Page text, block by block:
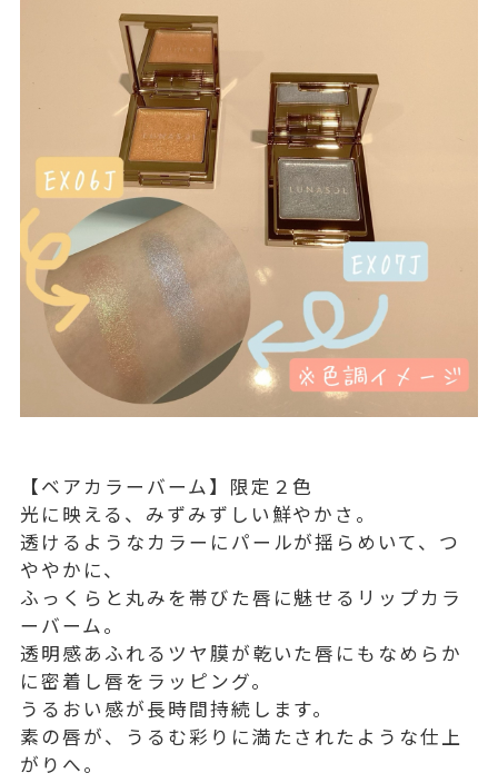
【ベアカラーバーム】限定２色
光に映える、みずみずしい鮮やかさ。
透けるようなカラーにパールが揺らめいて、つ
ややかに、
ふっくらと丸みを帯びた唇に魅せるリップカラ
ーバーム。
透明感あふれるツヤ膜が乾いた唇にもなめらか
に密着し唇をラッピング。
うるおい感が長時間持続します。
素の唇が、うるむ彩りに満たされたような仕上
がりへ。